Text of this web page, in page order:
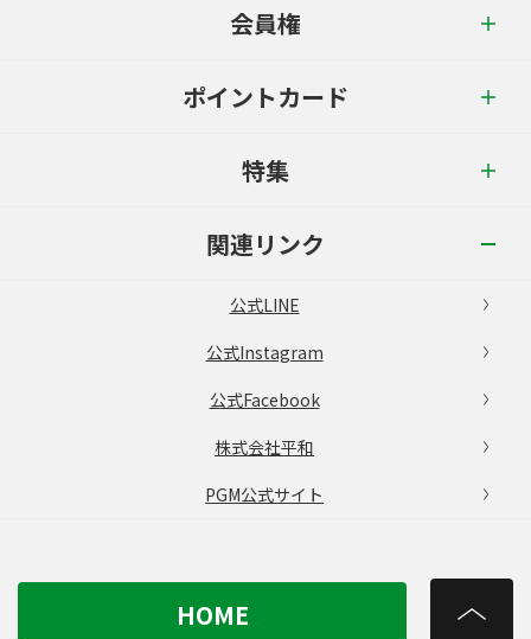
会員権
ポイントカード
特集
関連リンク
公式LINE
公式Instagram
公式Facebook
株式会社平和
PGM公式サイト
HOME